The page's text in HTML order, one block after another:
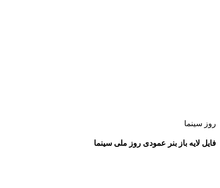
روز سینما
فایل لایه باز بنر عمودی روز ملی سینما